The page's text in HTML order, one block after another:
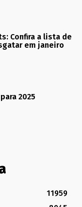
Confira a lista de
em janeiro
2025
11959